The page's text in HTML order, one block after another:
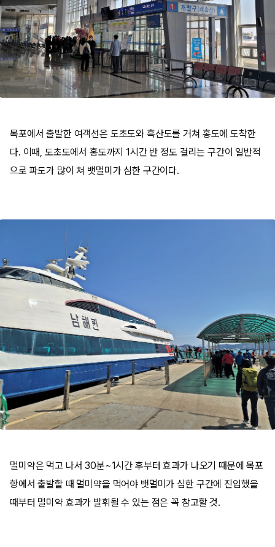
목포에서 출발한 여객선은 도초도와 흑산도를 거쳐 홍도에 도착한
다. 이때, 도초도에서 홍도까지 1시간 반 정도 걸리는 구간이 일반적
으로 파도가 많이 쳐 뱃멀미가 심한 구간이다.
멀미약은 먹고 나서 30분~1시간 후부터 효과가 나오기 때문에 목포
항에서 출발할 때 멀미약을 먹어야 뱃멀미가 심한 구간에 진입했을
때부터 멀미약 효과가 발휘될 수 있는 점은 꼭 참고할 것.